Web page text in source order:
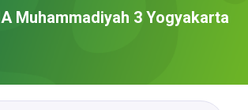
Muhammadiyah 3 Yogyakarta